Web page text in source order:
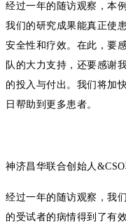
经过一年的随访观察，本
我们的研究成果能真正使
安全性和疗效。在此，要
队的大力支持，还要感谢
的投入与付出。我们将加
日帮助到更多患者。
神济昌华联合创始人 &CSO
经过一年的随访观察，我
的受试者的病情得到了有